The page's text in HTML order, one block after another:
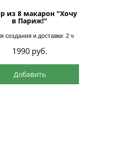
из 8 макарон "Хочу
в Париж!"
создания и доставки: 2 ч
1990 руб.
Добавить